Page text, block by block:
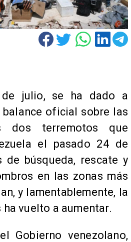
julio, se ha dado a
balance oficial sobre las
dos terremotos que
el pasado 24 de
de búsqueda, rescate y
en las zonas más
y lamentablemente, la
vuelto a aumentar.
Gobierno venezolano,